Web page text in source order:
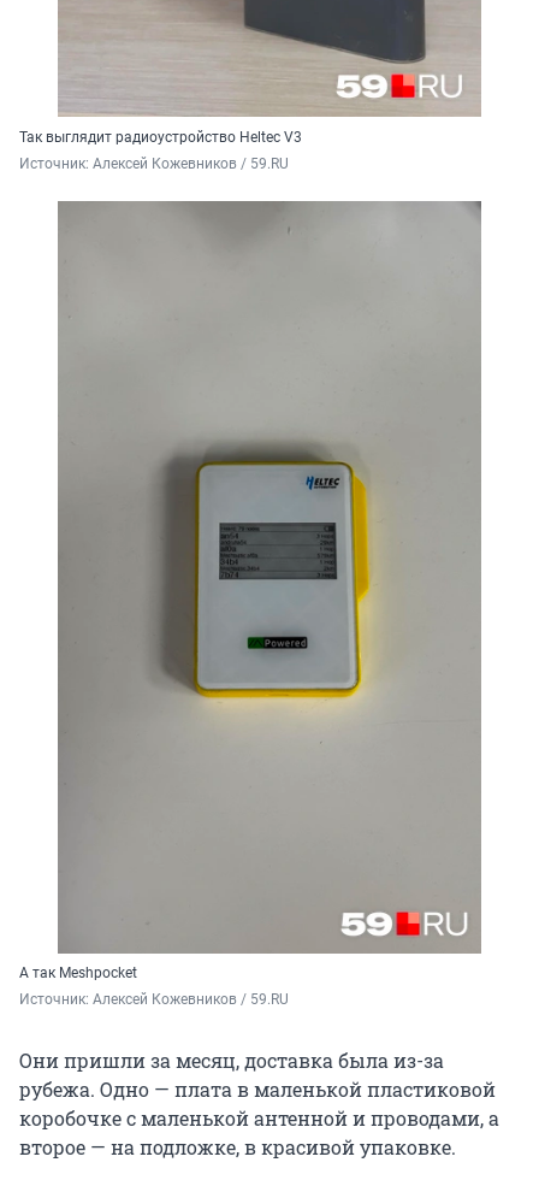
Так выглядит радиоустройство Heltec V3
Источник: Алексей Кожевников / 59.RU
А так Meshpocket
Источник: Алексей Кожевников / 59.RU
Они пришли за месяц, доставка была из-за
рубежа. Одно — плата в маленькой пластиковой
коробочке с маленькой антенной и проводами, а
второе — на подложке, в красивой упаковке.